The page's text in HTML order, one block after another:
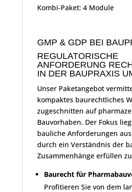
Kombi-Paket: 4 Module
GMP & GDP BEI
REGULATORISCHE
ANFORDERUNG
IN DER BAUPRAXIS
Unser Paketangebot
kompaktes baurechtliches
zugeschnitten auf
Bauvorhaben. Der Fokus
bauliche Anforderungen aus
durch ein Verständnis der
Zusammenhänge erfüllen
Baurecht für
Profitieren Sie von dem